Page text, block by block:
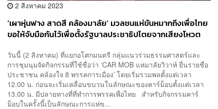
2 สิงหาคม 2023
‘เผาหุ่นฟาง สาดสี คล้องมาลัย’ มวลชนแห่ขันหมากถึงเพื่อไทย
ขอให้จับมือกันไว้เพื่อตั้งรัฐบาลประชาธิปไตยจากเสียงโหวต
วันนี้ (2 สิงหาคม) ที่แยกอโศกมนตรี กลุ่มแนวร่วมธรรมศาสตร์และ
การชุมนุมจัดกิจกรรมที่ใช้ชื่อว่า ‘CAR MOB แห่มาลัยวิวาห์ ยื่นรายชื่อ
ประชาชน คล้องใจ 8 พรรคการเมือง’ โดยเริ่มรวมพลตั้งแต่เวลา
12.00 น. ก่อนจะเริ่มเคลื่อนขบวนในลักษณะของคาร์ม็อบตั้งแต่เวลา
13.00 น. มีปลายทางที่ที่ทำการพรรคเพื่อไทย สำหรับกิจกรรมคาร์
ม็อบในครั้งนี้เป็นลักษณะการแห่ข...